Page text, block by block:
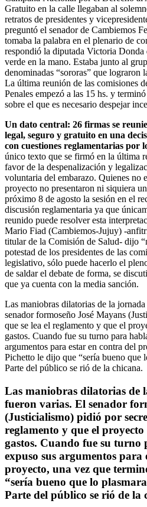
Gratuito en la calle llegaban al
retratos de presidentes y
preguntó el senador de Cambiemos
tomaba la palabra en el plenario de
respondió la diputada Victoria Donda
verde en la mano. Estaba junto al
denominadas “sororas” que lograron
La última reunión de las comisiones
Penales empezó a las 15 hs. y
sobre el que es necesario despejar
Un dato central: 26 firmas se
legal, seguro y gratuito en una
con cuestiones reglamentarias por
único texto que se firmó en la última
favor de la despenalización y
voluntaria del embarazo. Quienes no
proyecto no presentaron ni siquiera
próximo 8 de agosto la sesión en el
discusión reglamentaria ya que
reunido puede resolver esta
Mario Fiad (Cambiemos-Jujuy) -
titular de la Comisión de Salud- dijo
potestad de los presidentes de las
legislativo, sólo puede hacerlo el
de saldar el debate de forma, se
que ya cuenta con la media sanción.
Las maniobras dilatorias de la
senador formoseño José Mayans
que se lea el reglamento y que el
gastos. Cuando fue su turno para
argumentos para estar en contra del
Pichetto le dijo que “sería bueno que
Parte del público se rió de la chicana.
Las maniobras dilatorias de
fueron varias. El senador
(Justicialismo) pidió por
reglamento y que el
gastos. Cuando fue su turno
expuso sus argumentos para
proyecto, una vez que
“sería bueno que lo
Parte del público se rió de la